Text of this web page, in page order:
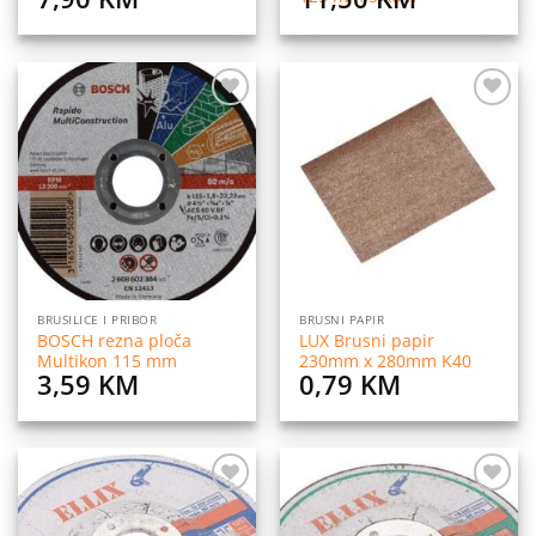
Dodaj
na
listu
želja
BRUSILICE I PRIBOR
BOSCH rezna ploča
Multikon 115 mm
3,59 KM
listu
želja
BRUSNI PAPIR
LUX Brusni papir
230mm x 280mm K40
0,79 KM
Dodaj
na
Dodaj
na